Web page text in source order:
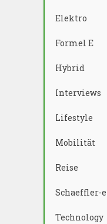
Elektro
Formel E
Hybrid
Interviews
Lifestyle
Mobilität
Reise
Schaeffler-
Technology